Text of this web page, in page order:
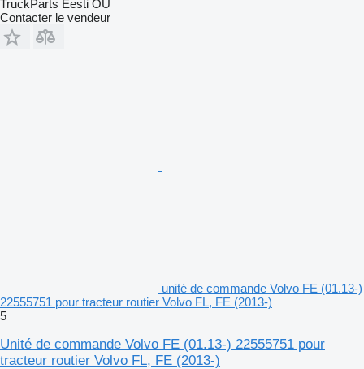
TruckParts Eesti OÜ
Contacter le vendeur
unité de commande Volvo FE (01.13-)
22555751 pour tracteur routier Volvo FL, FE (2013-)
5
Unité de commande Volvo FE (01.13-) 22555751 pour
tracteur routier Volvo FL, FE (2013-)